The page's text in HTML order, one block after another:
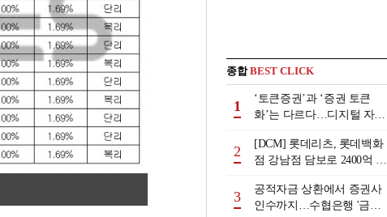
종합BEST CLICK
1
‘토큰증권’과 ‘증권 토큰
화’는 다르다…디지털 자본
2
[DCM] 롯데리츠, 롯데백화
점 강남점 담보로 2400억 조
3
공적자금 상환에서 증권사
인수까지…수협은행 '금융